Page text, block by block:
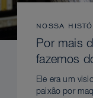
NOSSA
Por mais
fazemos
Ele era um
paixão por